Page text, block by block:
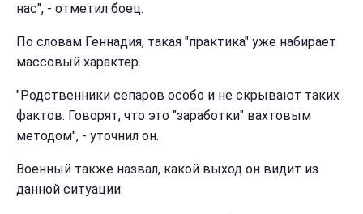
нас", - отметил боец.
По словам Геннадия, такая "практика" уже набирает
массовый характер.
"Родственники сепаров особо и не скрывают таких
фактов. Говорят, что это "заработки" вахтовым
методом", - уточнил он.
Военный также назвал, какой выход он видит из
данной ситуации.